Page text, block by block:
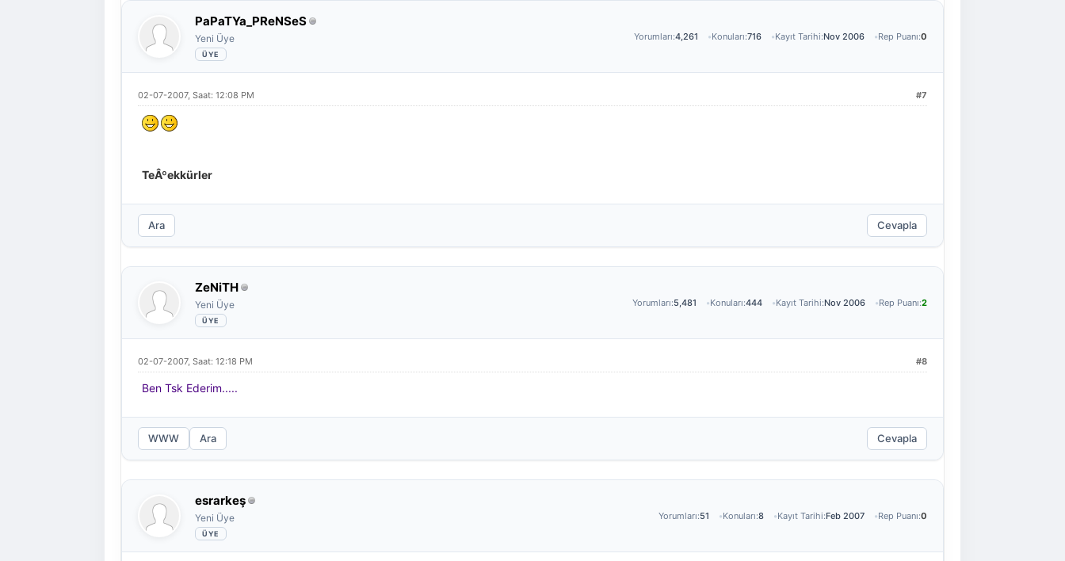
PaPaTYa_PReNSeS
Yeni Üye Yorumları:4,261 Konuları:716 Kayıt Tarihi:Nov 2006 Rep Puanı:0
#7
02-07-2007, Saat: 12:08 PM
TeÂºekkürler
Ara Cevapla
ZeNiTH
Yeni Üye Yorumları:5,481 Konuları:444 Kayıt Tarihi:Nov 2006 Rep Puanı:2
#8
02-07-2007, Saat: 12:18 PM
Ben Tsk Ederim.....
WWW Ara Cevapla
esrarkeş
Yeni Üye Yorumları:51 Konuları:8 Kayıt Tarihi:Feb 2007 Rep Puanı:0